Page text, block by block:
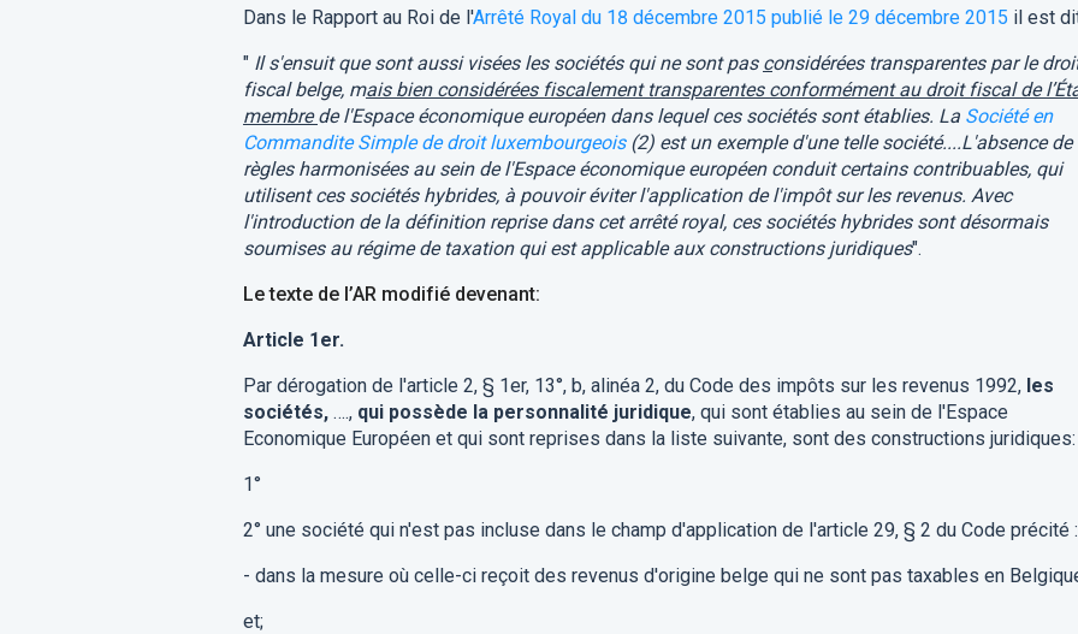
Dans le Rapport au Roi de l'Arrêté Royal du 18 décembre 2015 publié le 29 décembre 2015 il est
" Il s'ensuit que sont aussi visées les sociétés qui ne sont pas considérées transparentes par le
fiscal belge, mais bien considérées fiscalement transparentes conformément au droit fiscal de
membre de l'Espace économique européen dans lequel ces sociétés sont établies. La Société en
Commandite Simple de droit luxembourgeois (2) est un exemple d'une telle société....L'absence de
règles harmonisées au sein de l'Espace économique européen conduit certains contribuables, qui
utilisent ces sociétés hybrides, à pouvoir éviter l'application de l'impôt sur les revenus. Avec
l'introduction de la définition reprise dans cet arrêté royal, ces sociétés hybrides sont désormais
soumises au régime de taxation qui est applicable aux constructions juridiques".
Le texte de l’AR modifié devenant:
Article 1er.
Par dérogation de l'article 2, § 1er, 13°, b, alinéa 2, du Code des impôts sur les revenus 1992, les
sociétés, …., qui possède la personnalité juridique, qui sont établies au sein de l'Espace
Economique Européen et qui sont reprises dans la liste suivante, sont des constructions juridiques:
1°
2° une société qui n'est pas incluse dans le champ d'application de l'article 29, § 2 du Code précité :
- dans la mesure où celle-ci reçoit des revenus d'origine belge qui ne sont pas taxables en
et;